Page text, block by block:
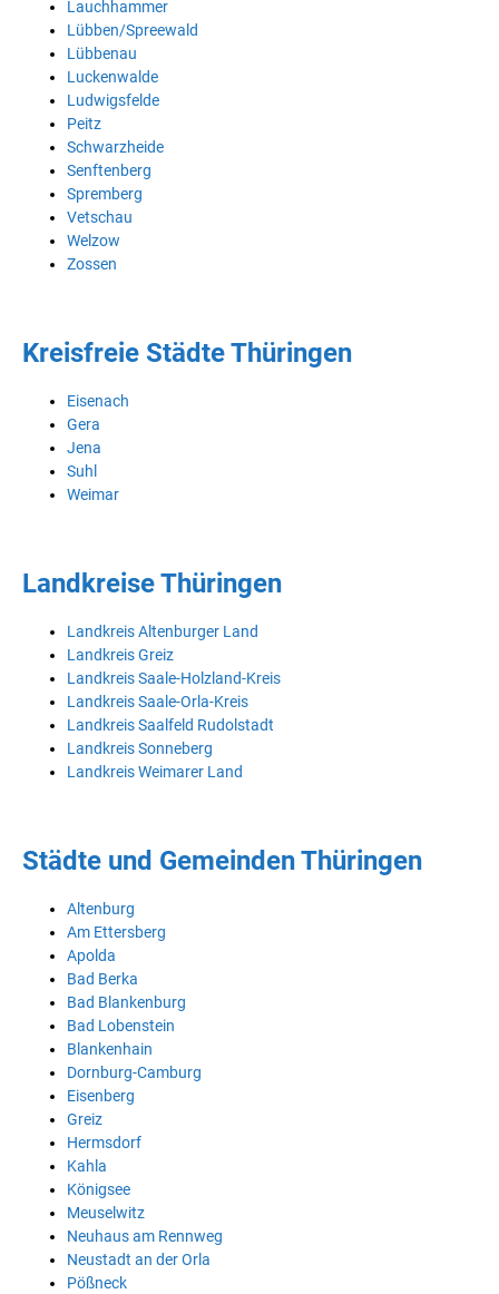
Lauchhammer
Lübben/Spreewald
Lübbenau
Luckenwalde
Ludwigsfelde
Peitz
Schwarzheide
Senftenberg
Spremberg
Vetschau
Welzow
Zossen
Kreisfreie Städte Thüringen
Eisenach
Gera
Jena
Suhl
Weimar
Landkreise Thüringen
Landkreis Altenburger Land
Landkreis Greiz
Landkreis Saale-Holzland-Kreis
Landkreis Saale-Orla-Kreis
Landkreis Saalfeld Rudolstadt
Landkreis Sonneberg
Landkreis Weimarer Land
Städte und Gemeinden Thüringen
Altenburg
Am Ettersberg
Apolda
Bad Berka
Bad Blankenburg
Bad Lobenstein
Blankenhain
Dornburg-Camburg
Eisenberg
Greiz
Hermsdorf
Kahla
Königsee
Meuselwitz
Neuhaus am Rennweg
Neustadt an der Orla
Pößneck